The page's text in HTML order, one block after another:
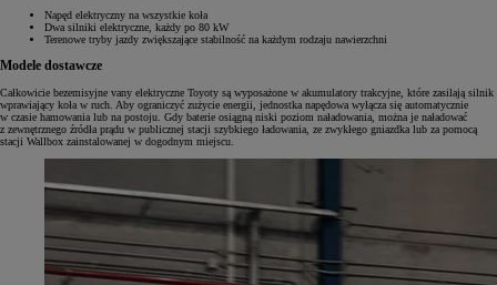
Napęd elektryczny na wszystkie koła
Dwa silniki elektryczne, każdy po 80 kW
Terenowe tryby jazdy zwiększające stabilność na każdym rodzaju nawierzchni
Modele dostawcze
Całkowicie bezemisyjne vany elektryczne Toyoty są wyposażone w akumulatory trakcyjne, które zasilają silnik
wprawiający koła w ruch. Aby ograniczyć zużycie energii, jednostka napędowa wyłącza się automatycznie
w czasie hamowania lub na postoju. Gdy baterie osiągną niski poziom naładowania, można je naładować
z zewnętrznego źródła prądu w publicznej stacji szybkiego ładowania, ze zwykłego gniazdka lub za pomocą
stacji Wallbox zainstalowanej w dogodnym miejscu.